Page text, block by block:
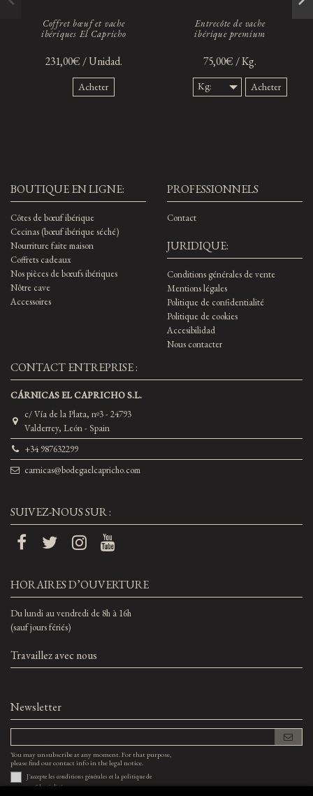
Coffret bœuf et vache
ibériques El Capricho
231,00€ / Unidad.
Acheter
Entrecôte de vache
ibérique premium
75,00€ / Kg.
Kg:
300 gr.
Acheter
BOUTIQUE EN LIGNE:
Côtes de bœuf ibérique
Cecinas (bœuf ibérique séché)
Nourriture faite maison
Coffrets cadeaux
Nos pièces de bœufs ibériques
Nôtre cave
Accessoires
PROFESSIONNELS
Contact
JURIDIQUE:
Conditions générales de vente
Mentions légales
Politique de confidentialité
Politique de cookies
Accesibilidad
Nous contacter
CONTACT ENTREPRISE :
CÁRNICAS EL CAPRICHO S.L.
c/ Vía de la Plata, nº3 - 24793
Valderrey, León - Spain
+34 987632299
carnicas@bodegaelcapricho.com
SUIVEZ-NOUS SUR :
HORAIRES D’OUVERTURE
Du lundi au vendredi de 8h à 16h
(sauf jours fériés)
Travaillez avec nous
Newsletter
You may unsubscribe at any moment. For that purpose,
please find our contact info in the legal notice.
J'accepte les conditions générales et la politique de
confidentialité